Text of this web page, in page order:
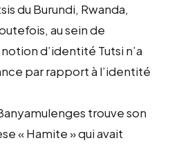
du Burundi, Rwanda,
au sein de
d’identité Tutsi n’a
par rapport à l’identité
trouve son
« Hamite » qui avait